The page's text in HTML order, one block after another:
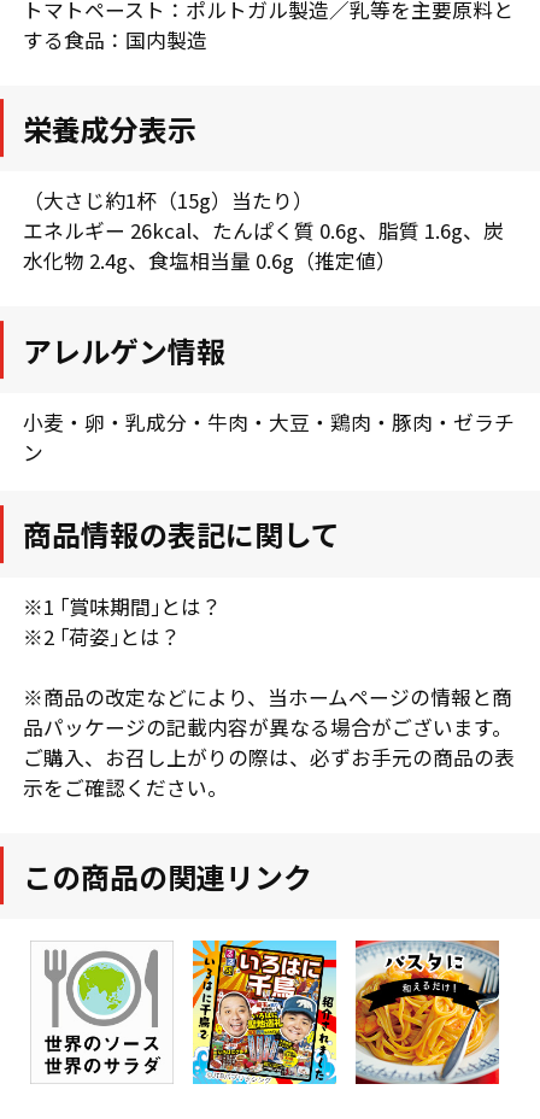
トマトペースト：ポルトガル製造／乳等を主要原料と
する食品：国内製造
栄養成分表示
（大さじ約1杯（15g）当たり）
エネルギー 26kcal、たんぱく質 0.6g、脂質 1.6g、炭
水化物 2.4g、食塩相当量 0.6g（推定値）
アレルゲン情報
小麦・卵・乳成分・牛肉・大豆・鶏肉・豚肉・ゼラチ
ン
商品情報の表記に関して
※1 ｢賞味期間｣とは？
※2 ｢荷姿｣とは？
※商品の改定などにより、当ホームページの情報と商
品パッケージの記載内容が異なる場合がございます。
ご購入、お召し上がりの際は、必ずお手元の商品の表
示をご確認ください。
この商品の関連リンク